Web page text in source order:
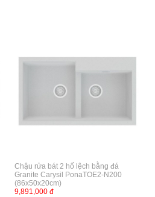
Chậu rửa bát 2 hố lệch bằng đá
Granite Carysil PonaTOE2-N200
(86x50x20cm)
9,891,000 đ